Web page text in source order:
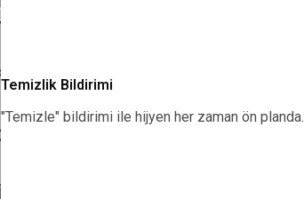
Temizlik Bildirimi
"Temizle" bildirimi ile hijyen her zaman ön planda.